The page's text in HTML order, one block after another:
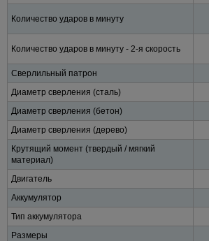
Количество ударов в минуту
Количество ударов в минуту - 2-я скорость
Сверлильный патрон
Диаметр сверления (сталь)
Диаметр сверления (бетон)
Диаметр сверления (дерево)
Крутящий момент (твердый / мягкий
материал)
Двигатель
Аккумулятор
Тип аккумулятора
Размеры